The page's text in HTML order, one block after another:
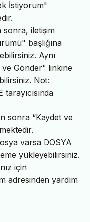
İstiyorum"
sonra, iletişim
başlığına
Aynı
Gönder" linkine
Not:
sonra “Kaydet ve
varsa DOSYA
yükleyebilirsiniz.
için
adresinden yardım